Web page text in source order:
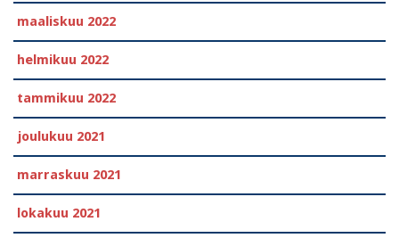
maaliskuu 2022
helmikuu 2022
tammikuu 2022
joulukuu 2021
marraskuu 2021
lokakuu 2021